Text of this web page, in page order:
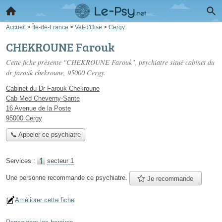
Accueil > Île-de-France > Val-d'Oise > Cergy
CHEKROUNE Farouk
Cette fiche présente "CHEKROUNE Farouk", psychiatre situé cabinet du
dr farouk chekroune, 95000 Cergy.
Cabinet du Dr Farouk Chekroune
Cab Med Cheverny-Sante
16 Avenue de la Poste
95000 Cergy
📞 Appeler ce psychiatre
Services : secteur 1
Une personne recommande ce psychiatre. Je recommande
Améliorer cette fiche